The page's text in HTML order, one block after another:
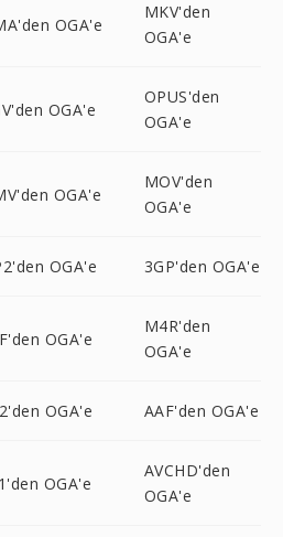
OGA'e
MKV'den
OGA'e
OGA'e
OPUS'den
OGA'e
OGA'e
MOV'den
OGA'e
OGA'e 3GP'den OGA'e
OGA'e
M4R'den
OGA'e
OGA'e AAF'den OGA'e
OGA'e
AVCHD'den
OGA'e